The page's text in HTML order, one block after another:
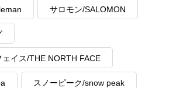
サロモン/SALOMON
イス/THE NORTH FACE
スノーピーク/snow peak